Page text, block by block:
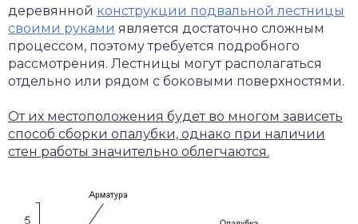
деревянной конструкции подвальной лестницы
своими руками является достаточно сложным
процессом, поэтому требуется подробного
рассмотрения. Лестницы могут располагаться
отдельно или рядом с боковыми поверхностями.
От их местоположения будет во многом зависеть
способ сборки опалубки, однако при наличии
стен работы значительно облегчаются.